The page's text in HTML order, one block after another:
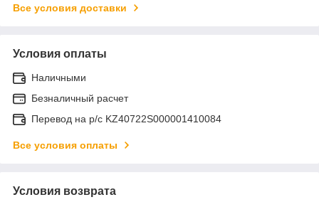
Все условия доставки
Условия оплаты
Наличными
Безналичный расчет
Перевод на р/с KZ40722S000001410084
Все условия оплаты
Условия возврата